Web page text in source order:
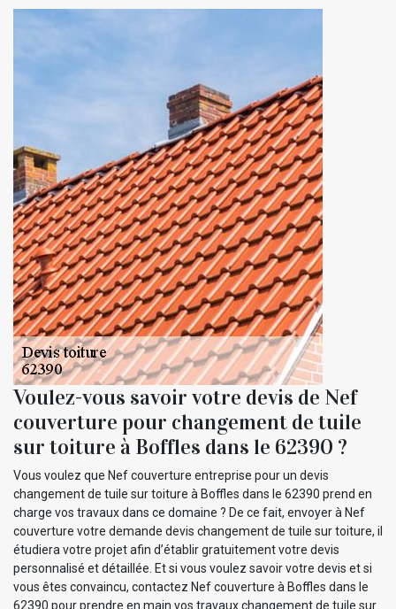
Voulez-vous savoir votre devis de Nef
couverture pour changement de tuile
sur toiture à Boffles dans le 62390 ?
Vous voulez que Nef couverture entreprise pour un devis
changement de tuile sur toiture à Boffles dans le 62390 prend en
charge vos travaux dans ce domaine ? De ce fait, envoyer à Nef
couverture votre demande devis changement de tuile sur toiture, il
étudiera votre projet afin d’établir gratuitement votre devis
personnalisé et détaillée. Et si vous voulez savoir votre devis et si
vous êtes convaincu, contactez Nef couverture à Boffles dans le
62390 pour prendre en main vos travaux changement de tuile sur